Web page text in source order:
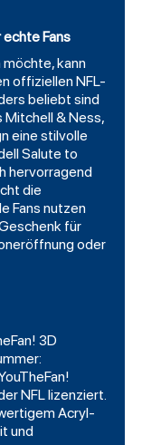
Fans
kann
offiziellen NFL-
beliebt sind
Mitchell & Ness,
eine stilvolle
Salute to
hervorragend
die
Fans nutzen
für
oder
3D
NFL lizenziert.
Acryl-
und